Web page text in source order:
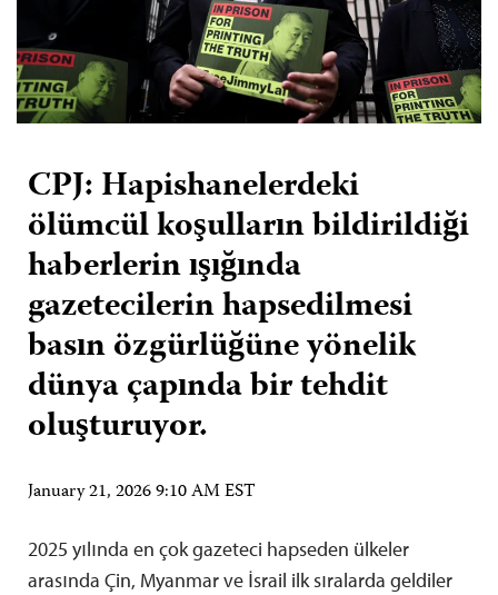
CPJ: Hapishanelerdeki
ölümcül koşulların bildirildiği
haberlerin ışığında
gazetecilerin hapsedilmesi
basın özgürlüğüne yönelik
dünya çapında bir tehdit
oluşturuyor.
January 21, 2026 9:10 AM EST
2025 yılında en çok gazeteci hapseden ülkeler
arasında Çin, Myanmar ve İsrail ilk sıralarda geldiler